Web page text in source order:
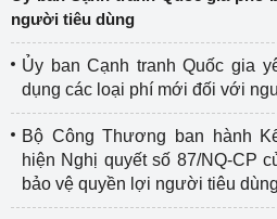
người tiêu dùng
Ủy ban Cạnh tranh Quốc gia
dụng các loại phí mới đối với
Bộ Công Thương ban hành
hiện Nghị quyết số 87/NQ-CP
bảo vệ quyền lợi người tiêu